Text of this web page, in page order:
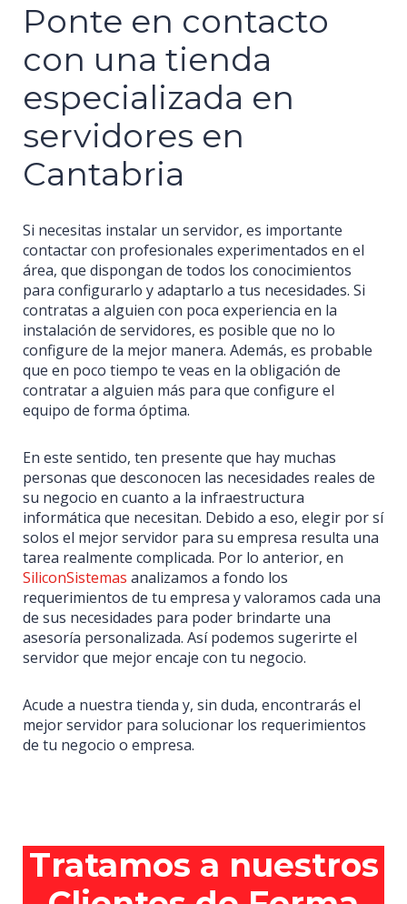
Ponte en contacto
con una tienda
especializada en
servidores en
Cantabria
Si necesitas instalar un servidor, es importante
contactar con profesionales experimentados en el
área, que dispongan de todos los conocimientos
para configurarlo y adaptarlo a tus necesidades. Si
contratas a alguien con poca experiencia en la
instalación de servidores, es posible que no lo
configure de la mejor manera. Además, es probable
que en poco tiempo te veas en la obligación de
contratar a alguien más para que configure el
equipo de forma óptima.
En este sentido, ten presente que hay muchas
personas que desconocen las necesidades reales de
su negocio en cuanto a la infraestructura
informática que necesitan. Debido a eso, elegir por sí
solos el mejor servidor para su empresa resulta una
tarea realmente complicada. Por lo anterior, en
SiliconSistemas analizamos a fondo los
requerimientos de tu empresa y valoramos cada una
de sus necesidades para poder brindarte una
asesoría personalizada. Así podemos sugerirte el
servidor que mejor encaje con tu negocio.
Acude a nuestra tienda y, sin duda, encontrarás el
mejor servidor para solucionar los requerimientos
de tu negocio o empresa.
Tratamos a nuestros
¿Quiénes Somos?
Nacimos en 1991 y desde entonces hemos dado servicio
a particulares y empresas de Santander y Cantabria en
servicios de Informática, Servicio Técnico, Telefonía,
Seguridad, Domótica y Formación.
Silicon Formación
Cursos SEPE
Certificados Profesionales
Todos nuestros Cursos
942 362 373